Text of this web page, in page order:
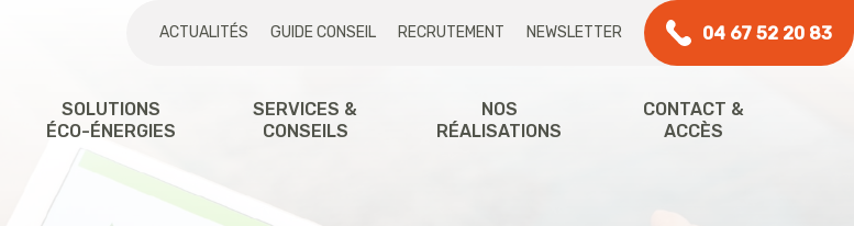
ACTUALITÉS GUIDE CONSEIL RECRUTEMENT NEWSLETTER 04 67 52 20 83
SOLUTIONS
ÉCO-ÉNERGIES
SERVICES &
CONSEILS
NOS
RÉALISATIONS
CONTACT &
ACCÈS